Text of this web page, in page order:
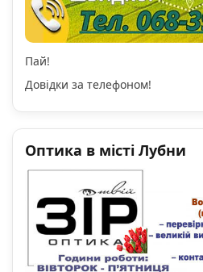
Пай!
Довідки за телефоном!
Оптика в місті Лубни